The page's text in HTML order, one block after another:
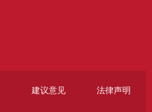
建议意见 法律声明